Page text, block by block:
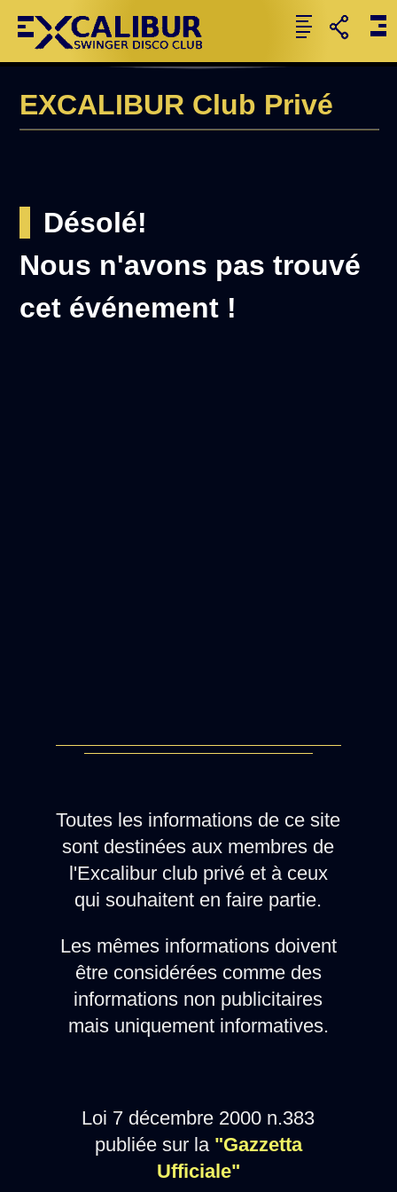
EXCALIBUR Club Privé
Désolé!
Nous n'avons pas trouvé
cet événement !
Toutes les informations de ce site
sont destinées aux membres de
l'Excalibur club privé et à ceux
qui souhaitent en faire partie.
Les mêmes informations doivent
être considérées comme des
informations non publicitaires
mais uniquement informatives.
Loi 7 décembre 2000 n.383
publiée sur la "Gazzetta
Ufficiale"